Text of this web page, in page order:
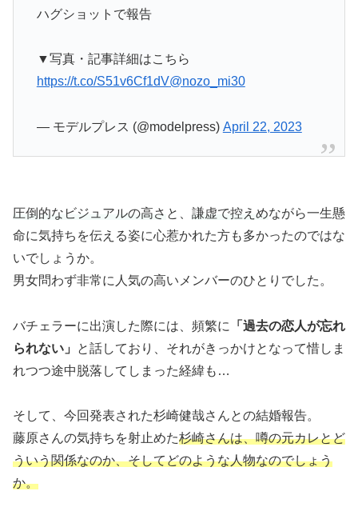
ハグショットで報告
▼写真・記事詳細はこちら
https://t.co/S51v6Cf1dV@nozo_mi30
— モデルプレス (@modelpress) April 22, 2023
圧倒的なビジュアルの高さ と、 謙虚で控えめながら一生懸
命に気持ちを伝える姿に心惹かれた方も多かったのではな
いでしょうか。
男女問わず非常に人気の高いメンバーのひとりでした。
バチェラーに出演した際には、頻繁に
「過去の恋人が忘れ
られない」
と話しており、それがきっかけとなって惜しま
れつつ途中脱落してしまった経緯も…
そして、今回発表された杉崎健哉さんとの結婚報告。
藤原さんの気持ちを射止めた杉崎さんは、噂の元カレとど
ういう関係なのか、そしてどのような人物なのでしょう
か。